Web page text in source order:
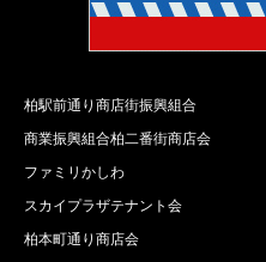
柏駅前通り商店街振興組合
商業振興組合柏二番街商店会
ファミリかしわ
スカイプラザテナント会
柏本町通り商店会